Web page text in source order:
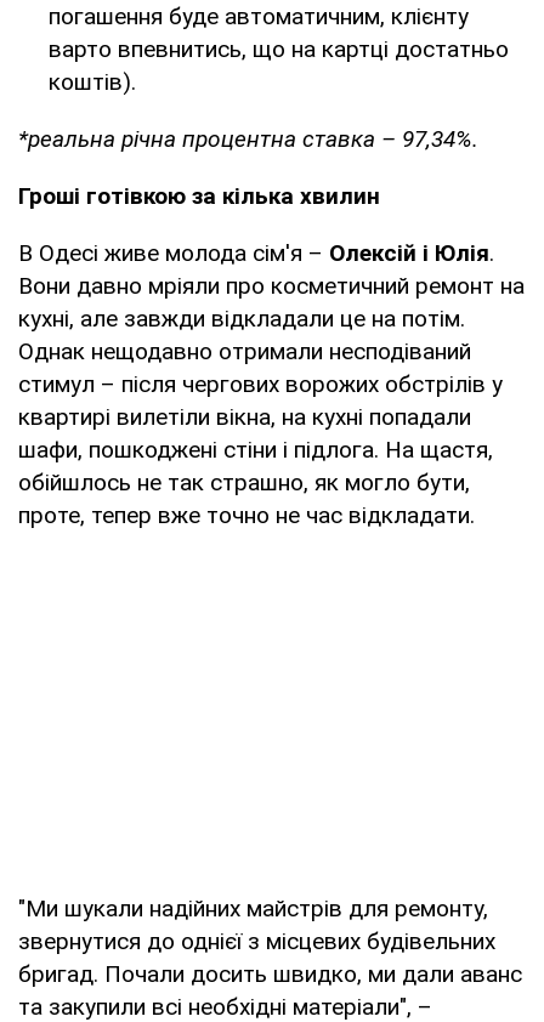
погашення буде автоматичним, клієнту
варто впевнитись, що на картці достатньо
коштів).
*реальна річна процентна ставка – 97,34%.
Гроші готівкою за кілька хвилин
В Одесі живе молода сім'я – Олексій і Юлія.
Вони давно мріяли про косметичний ремонт на
кухні, але завжди відкладали це на потім.
Однак нещодавно отримали несподіваний
стимул – після чергових ворожих обстрілів у
квартирі вилетіли вікна, на кухні попадали
шафи, пошкоджені стіни і підлога. На щастя,
обійшлось не так страшно, як могло бути,
проте, тепер вже точно не час відкладати.
"Ми шукали надійних майстрів для ремонту,
звернутися до однієї з місцевих будівельних
бригад. Почали досить швидко, ми дали аванс
та закупили всі необхідні матеріали", –